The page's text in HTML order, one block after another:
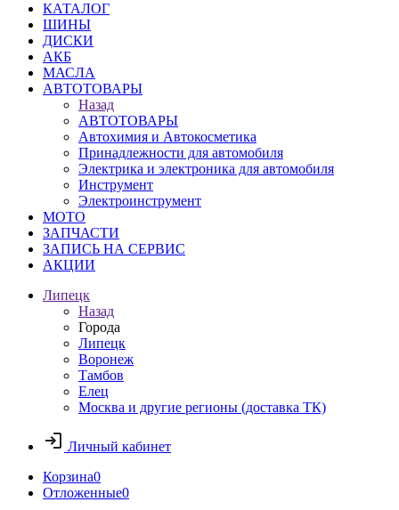
КАТАЛОГ
ШИНЫ
ДИСКИ
АКБ
МАСЛА
АВТОТОВАРЫ
Назад
АВТОТОВАРЫ
Автохимия и Автокосметика
Принадлежности для автомобиля
Электрика и электроника для автомобиля
Инструмент
Электроинструмент
МОТО
ЗАПЧАСТИ
ЗАПИСЬ НА СЕРВИС
АКЦИИ
Липецк
Назад
Города
Липецк
Воронеж
Тамбов
Елец
Москва и другие регионы (доставка ТК)
Личный кабинет
Корзина0
Отложенные0